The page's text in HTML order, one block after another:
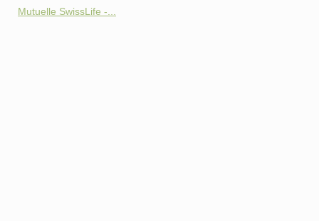
Mutuelle SwissLife -...